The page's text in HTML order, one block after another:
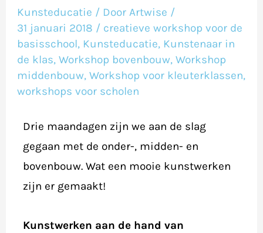
Kunsteducatie / DoorArtwise /
31 januari 2018 / creatieve workshop voor de
basisschool, Kunsteducatie, Kunstenaar in
de klas,Workshop bovenbouw,Workshop
middenbouw,Workshop voor kleuterklassen,
workshops voor scholen
Drie maandagen zijn we aan de slag
gegaan met de onder-, midden- en
bovenbouw. Wat een mooie kunstwerken
zijn er gemaakt!
Kunstwerken aan de hand van
klas
–
januari
2018